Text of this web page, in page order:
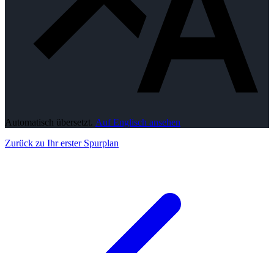
Automatisch übersetzt. Auf Englisch ansehen
Zurück zu Ihr erster Spurplan